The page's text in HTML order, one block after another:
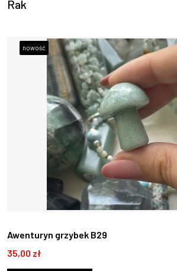
Rak
Awenturyn grzybek B29
35,00 zł
nowość